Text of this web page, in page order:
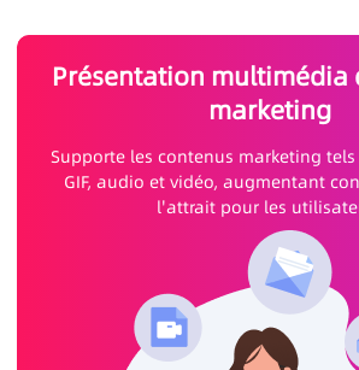
Présentation multimédia
marketing
Supporte les contenus marketing
GIF, audio et vidéo, augmentant
l'attrait pour les